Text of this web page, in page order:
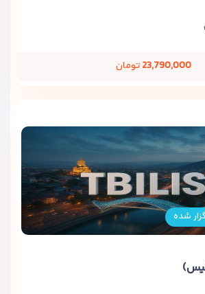
23,790,000تومان
شده